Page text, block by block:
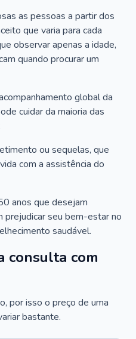
as pessoas a partir dos
que varia para cada
observar apenas a idade,
quando procurar um
global da
cuidar da maioria das
ou sequelas, que
com a assistência do
anos que desejam
prejudicar seu bem-estar no
saudável.
consulta com
por isso o preço de uma
bastante.